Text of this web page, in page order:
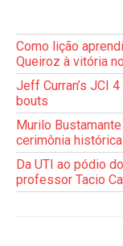
Como lição
Queiroz à vitória
Jeff Curran’s JCI
bouts
Murilo
cerimônia
Da UTI ao pódio
professor Tacio